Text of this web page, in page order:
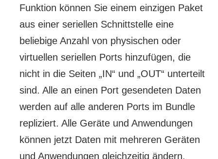
Funktion können Sie einem einzigen Paket
aus einer seriellen Schnittstelle eine
beliebige Anzahl von physischen oder
virtuellen seriellen Ports hinzufügen, die
nicht in die Seiten „IN“ und „OUT“ unterteilt
sind. Alle an einen Port gesendeten Daten
werden auf alle anderen Ports im Bundle
repliziert. Alle Geräte und Anwendungen
können jetzt Daten mit mehreren Geräten
und Anwendungen gleichzeitig ändern.